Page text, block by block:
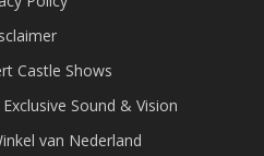
Castle Shows
Sound & Vision
van Nederland